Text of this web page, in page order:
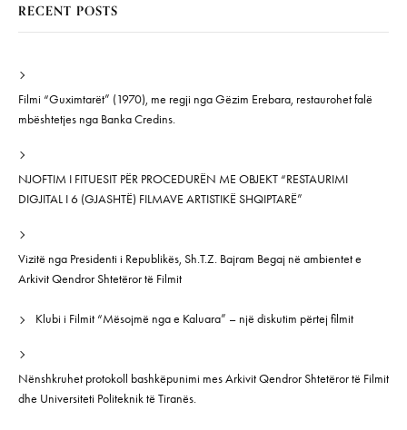
RECENT POSTS
Filmi “Guximtarët” (1970), me regji nga Gëzim Erebara, restaurohet falë
mbështetjes nga Banka Credins.
NJOFTIM I FITUESIT PËR PROCEDURËN ME OBJEKT “RESTAURIMI
DIGJITAL I 6 (GJASHTË) FILMAVE ARTISTIKË SHQIPTARË”
Vizitë nga Presidenti i Republikës, Sh.T.Z. Bajram Begaj në ambientet e
Arkivit Qendror Shtetëror të Filmit
Klubi i Filmit “Mësojmë nga e Kaluara” – një diskutim përtej filmit
Nënshkruhet protokoll bashkëpunimi mes Arkivit Qendror Shtetëror të Filmit
dhe Universiteti Politeknik të Tiranës.